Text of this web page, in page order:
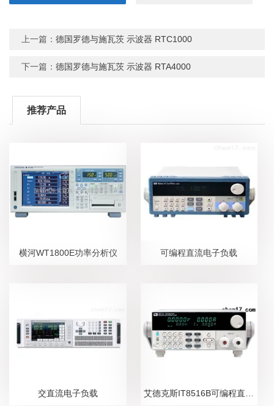
上一篇：德国罗德与施瓦茨 示波器 RTC1000
下一篇：德国罗德与施瓦茨 示波器 RTA4000
推荐产品
横河WT1800E功率分析仪 可编程直流电子负载
交直流电子负载